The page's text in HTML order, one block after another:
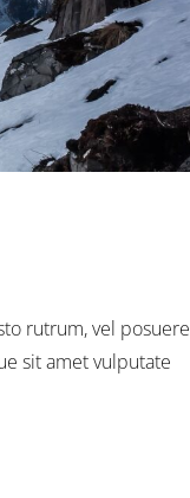
rutrum, vel posuere
sit amet vulputate